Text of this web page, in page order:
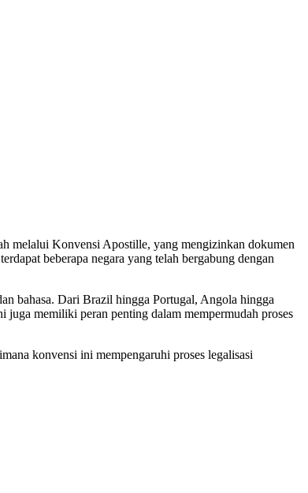
melalui Konvensi Apostille, yang mengizinkan dokumen
beberapa negara yang telah bergabung dengan
bahasa. Dari Brazil hingga Portugal, Angola hingga
memiliki peran penting dalam mempermudah proses
konvensi ini mempengaruhi proses legalisasi